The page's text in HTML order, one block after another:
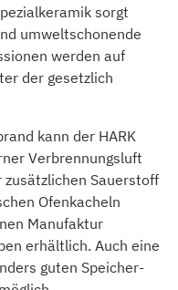
sorgt
umweltschonende
werden auf
der gesetzlich
kann der HARK
Verbrennungsluft
Sauerstoff
Ofenkacheln
Manufaktur
erhältlich. Auch eine
guten Speicher-